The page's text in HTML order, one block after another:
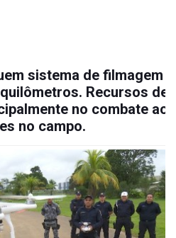
sistema de filmagem
quilômetros. Recursos
no combate aos
no campo.